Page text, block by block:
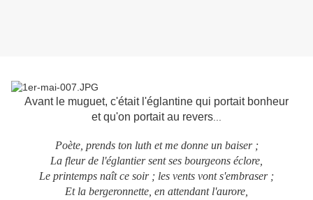
Avant le muguet, c'était l'églantine qui portait bonheur
et qu'on portait au revers
Poète, prends ton luth et me donne un baiser ;
La fleur de l'églantier sent ses bourgeons éclore,
Le printemps naît ce soir ; les vents vont s'embraser ;
Et la bergeronnette, en attendant l'aurore,